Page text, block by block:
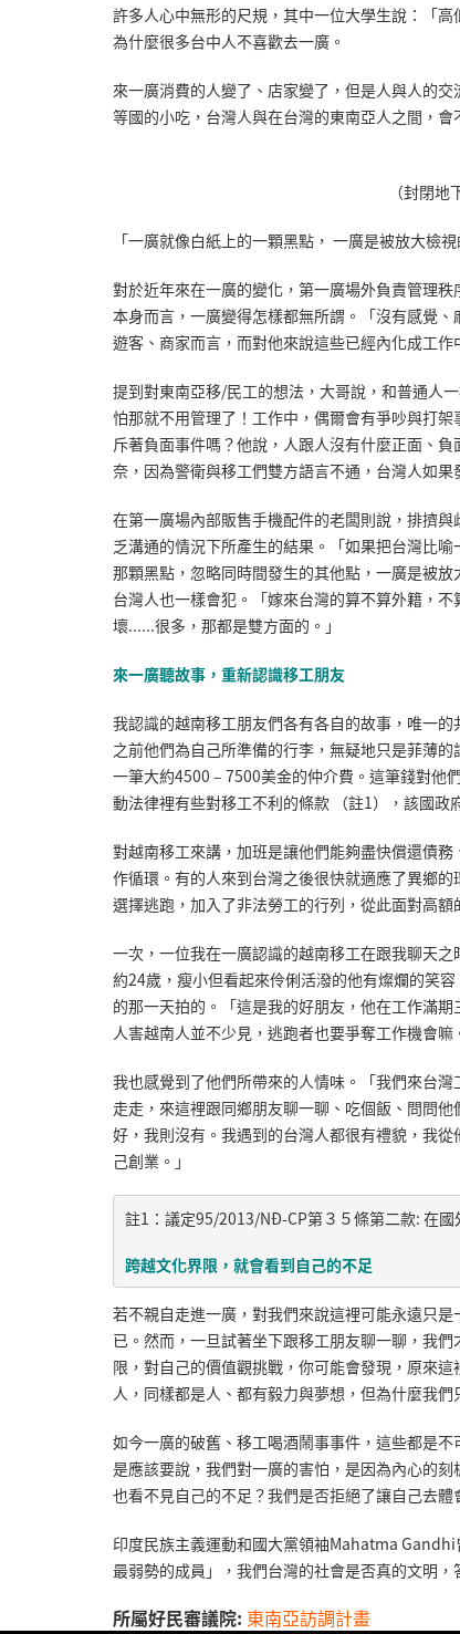
許多人心中無形的尺規，其中一位大學生說：「
為什麼很多台中人不喜歡去一廣。
來一廣消費的人變了、店家變了，但是人與人的
等國的小吃，台灣人與在台灣的東南亞人之間，
（封閉
「一廣就像白紙上的一顆黑點， 一廣是被放大檢視
對於近年來在一廣的變化，第一廣場外負責管理
本身而言，一廣變得怎樣都無所謂。「沒有感覺
遊客、商家而言，而對他來說這些已經內化成工作
提到對東南亞移/民工的想法，大哥說，和普通人
怕那就不用管理了！工作中，偶爾會有爭吵與打
斥著負面事件嗎？他說，人跟人沒有什麼正面、
奈，因為警衛與移工們雙方語言不通，台灣人如
在第一廣場內部販售手機配件的老闆則說，排擠
乏溝通的情況下所產生的結果。「如果把台灣比
那顆黑點，忽略同時間發生的其他點，一廣是被
台灣人也一樣會犯。「嫁來台灣的算不算外籍，
壞......很多，那都是雙方面的。」
來一廣聽故事，重新認識移工朋友
我認識的越南移工朋友們各有各自的故事，唯一
之前他們為自己所準備的行李，無疑地只是菲薄
一筆大約4500 – 7500美金的仲介費。這筆錢對他
動法律裡有些對移工不利的條款 （註1），該國政
對越南移工來講，加班是讓他們能夠盡快償還債
作循環。有的人來到台灣之後很快就適應了異鄉
選擇逃跑，加入了非法勞工的行列，從此面對高額
一次，一位我在一廣認識的越南移工在跟我聊天
約24歲，瘦小但看起來伶俐活潑的他有燦爛的笑
的那一天拍的。「這是我的好朋友，他在工作滿
人害越南人並不少見，逃跑者也要爭奪工作機會嘛
我也感覺到了他們所帶來的人情味。「我們來台
走走，來這裡跟同鄉朋友聊一聊、吃個飯、問問
好，我則沒有。我遇到的台灣人都很有禮貌，我
己創業。」
註1：議定95/2013/NĐ-CP第３５條第二款: 在
跨越文化界限，就會看到自己的不足
若不親自走進一廣，對我們來說這裡可能永遠只
已。然而，一旦試著坐下跟移工朋友聊一聊，我
限，對自己的價值觀挑戰，你可能會發現，原來
人，同樣都是人、都有毅力與夢想，但為什麼我們
如今一廣的破舊、移工喝酒鬧事事件，這些都是
是應該要說，我們對一廣的害怕，是因為內心的
也看不見自己的不足？我們是否拒絕了讓自己去
印度民族主義運動和國大黨領袖Mahatma
最弱勢的成員」，我們台灣的社會是否真的文明
所屬好民審議院: 東南亞訪調計畫